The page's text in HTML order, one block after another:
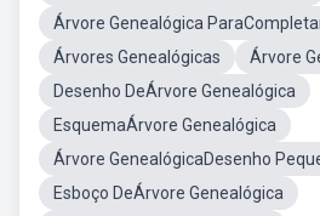
Árvore Genealógica
Árvores Genealógicas
Árvore
Desenho DeÁrvore Genealógica
EsquemaÁrvore Genealógica
Árvore GenealógicaDesenho
Esboço DeÁrvore Genealógica